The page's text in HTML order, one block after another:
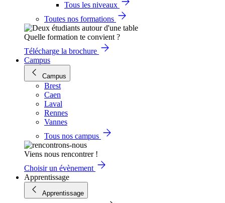
Tous les niveaux
Toutes nos formations
Quelle formation te convient ?
Télécharge la brochure
Campus
Campus
Brest
Caen
Laval
Rennes
Vannes
Tous nos campus
Viens nous rencontrer !
Choisir un évènement
Apprentissage
Apprentissage